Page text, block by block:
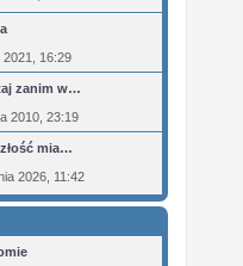
n
o
s
z
y
o
s
t
16:29
zanim w…
2010, 23:19
mia…
2026, 11:42